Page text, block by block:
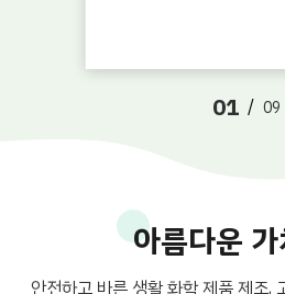
01 / 09
아름다운 가
안전하고 바른 생활 화학 제품 제조,